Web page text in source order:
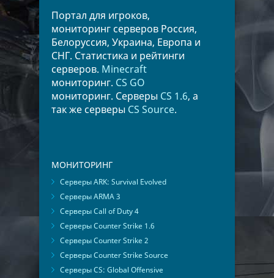
Портал для игроков,
мониторинг серверов Россия,
Белоруссия, Украина, Европа и
СНГ. Статистика и рейтинги
серверов. Minecraft
мониторинг. CS GO
мониторинг. Серверы CS 1.6, а
так же серверы CS Source.
МОНИТОРИНГ
Серверы ARK: Survival Evolved
Серверы ARMA 3
Серверы Call of Duty 4
Серверы Counter Strike 1.6
Серверы Counter Strike 2
Серверы Counter Strike Source
Серверы CS: Global Offensive